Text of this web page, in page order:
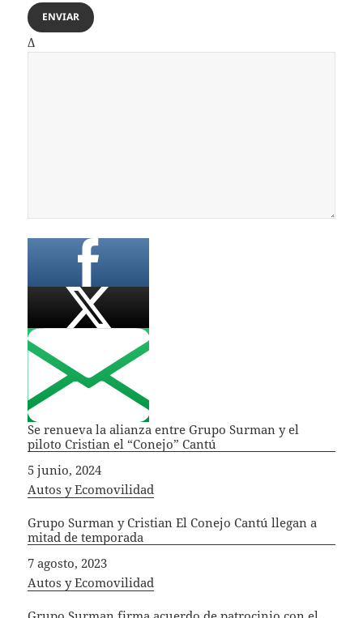
ENVIAR
Δ
Se renueva la alianza entre Grupo Surman y el
piloto Cristian el “Conejo” Cantú
Fecha
5 junio, 2024
In relation to
Autos y Ecomovilidad
Grupo Surman y Cristian El Conejo Cantú llegan a
mitad de temporada
Fecha
7 agosto, 2023
In relation to
Autos y Ecomovilidad